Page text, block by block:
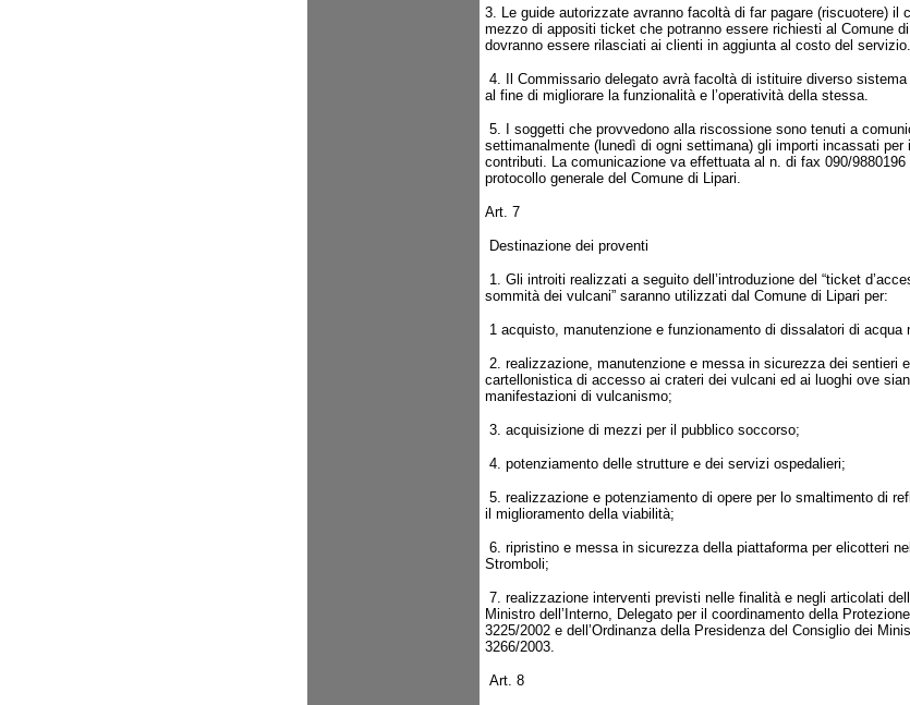
3. Le guide autorizzate avranno facoltà di far pagare (riscuotere) il
mezzo di appositi ticket che potranno essere richiesti al Comune
dovranno essere rilasciati ai clienti in aggiunta al costo del servizio.
4. Il Commissario delegato avrà facoltà di istituire diverso
al fine di migliorare la funzionalità e l’operatività della stessa.
5. I soggetti che provvedono alla riscossione sono tenuti a
settimanalmente (lunedì di ogni settimana) gli importi incassati per
contributi. La comunicazione va effettuata al n. di fax 090/9880196
protocollo generale del Comune di Lipari.
Art. 7
Destinazione dei proventi
1. Gli introiti realizzati a seguito dell’introduzione del “ticket
sommità dei vulcani” saranno utilizzati dal Comune di Lipari per:
1 acquisto, manutenzione e funzionamento di dissalatori di acqua
2. realizzazione, manutenzione e messa in sicurezza dei sentieri
cartellonistica di accesso ai crateri dei vulcani ed ai luoghi ove
manifestazioni di vulcanismo;
3. acquisizione di mezzi per il pubblico soccorso;
4. potenziamento delle strutture e dei servizi ospedalieri;
5. realizzazione e potenziamento di opere per lo smaltimento di
il miglioramento della viabilità;
6. ripristino e messa in sicurezza della piattaforma per elicotteri
Stromboli;
7. realizzazione interventi previsti nelle finalità e negli articolati
Ministro dell’Interno, Delegato per il coordinamento della
3225/2002 e dell’Ordinanza della Presidenza del Consiglio dei
3266/2003.
Art. 8